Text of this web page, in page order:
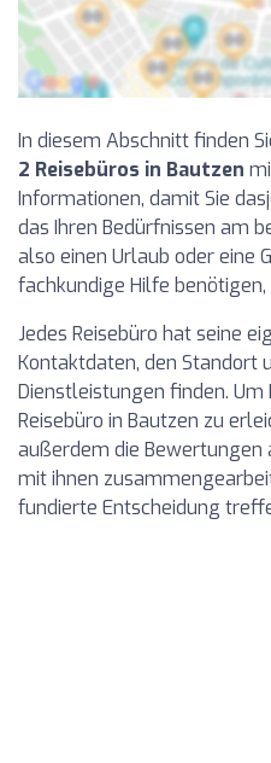
In diesem Abschnitt finden
2 Reisebüros in Bautzen
Informationen, damit Sie
das Ihren Bedürfnissen am
also einen Urlaub oder eine
fachkundige Hilfe
Jedes Reisebüro hat seine
Kontaktdaten, den Standort
Dienstleistungen finden. Um
Reisebüro in Bautzen zu
außerdem die Bewertungen
mit ihnen
fundierte Entscheidung